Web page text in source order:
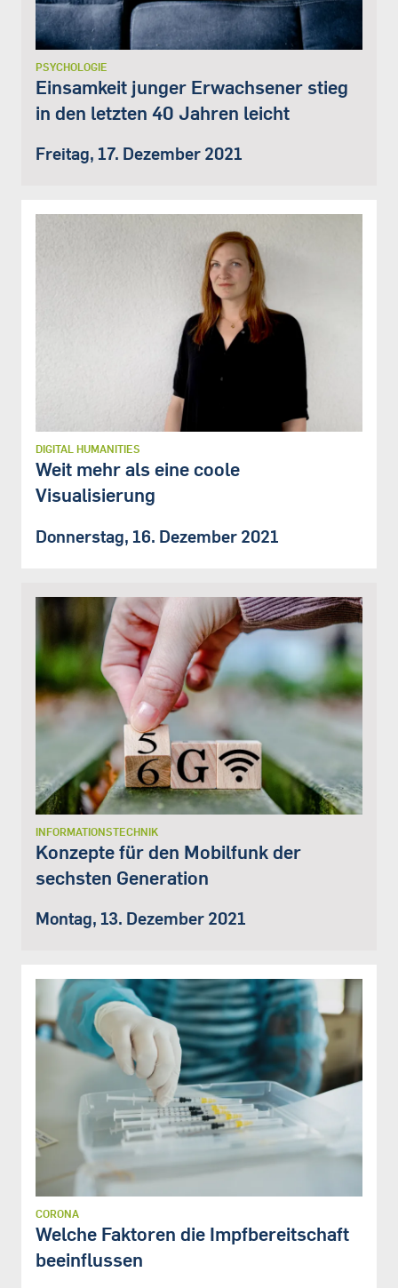
PSYCHOLOGIE
Einsamkeit junger Erwachsener stieg
in den letzten 40 Jahren leicht
Freitag, 17. Dezember 2021
DIGITAL HUMANITIES
Weit mehr als eine coole
Visualisierung
Donnerstag, 16. Dezember 2021
INFORMATIONSTECHNIK
Konzepte für den Mobilfunk der
sechsten Generation
Montag, 13. Dezember 2021
CORONA
Welche Faktoren die Impfbereitschaft
beeinflussen